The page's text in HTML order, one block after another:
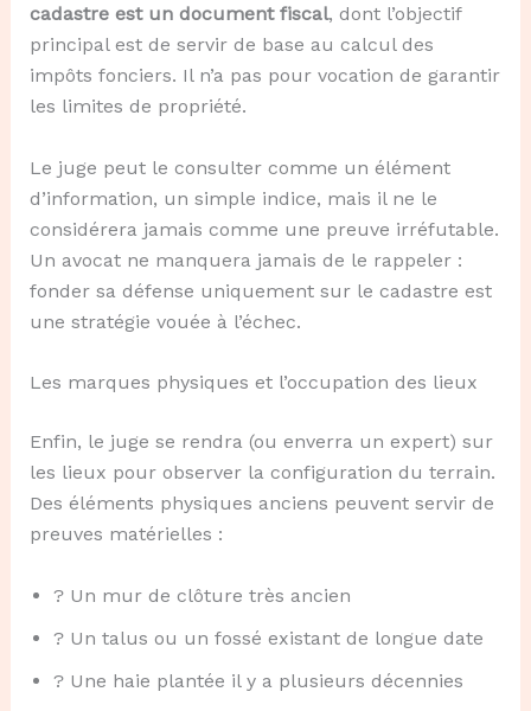
cadastre est un document fiscal, dont l’objectif
principal est de servir de base au calcul des
impôts fonciers. Il n’a pas pour vocation de garantir
les limites de propriété.
Le juge peut le consulter comme un élément
d’information, un simple indice, mais il ne le
considérera jamais comme une preuve irréfutable.
Un avocat ne manquera jamais de le rappeler :
fonder sa défense uniquement sur le cadastre est
une stratégie vouée à l’échec.
Les marques physiques et l’occupation des lieux
Enfin, le juge se rendra (ou enverra un expert) sur
les lieux pour observer la configuration du terrain.
Des éléments physiques anciens peuvent servir de
preuves matérielles :
? Un mur de clôture très ancien
? Un talus ou un fossé existant de longue date
? Une haie plantée il y a plusieurs décennies